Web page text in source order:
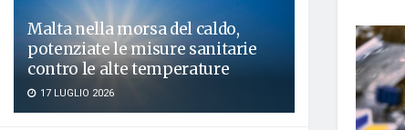
Malta nella morsa del caldo,
potenziate le misure sanitarie
contro le alte temperature
17 LUGLIO 2026